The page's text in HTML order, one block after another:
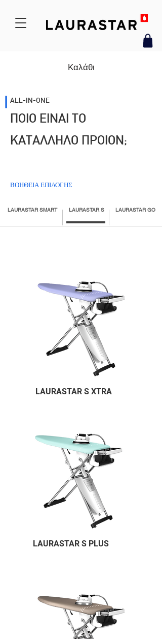
Καλάθι
ALL-IN-ONE
ΠΟΙΟ ΕΙΝΑΙ ΤΟ
ΚΑΤΑΛΛΗΛΟ ΠΡΟΙΟΝ;
ΒΟΗΘΕΙΑ ΕΠΙΛΟΓΗΣ
LAURASTAR SMART LAURASTAR S LAURASTAR GO
LAURASTAR S XTRA
LAURASTAR S PLUS